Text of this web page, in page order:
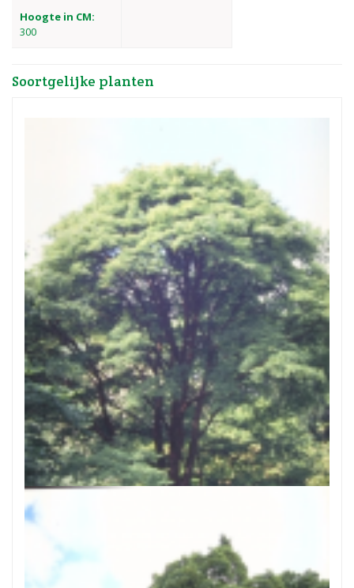
Hoogte in CM:
300
Soortgelijke planten
Esdoorn
Acer griseum